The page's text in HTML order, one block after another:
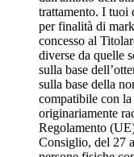
trattamento. I tuoi
per finalità di
concesso al
diverse da quelle
sulla base
sulla base della
compatibile con
originariamente
Regolamento
Consiglio, del 27